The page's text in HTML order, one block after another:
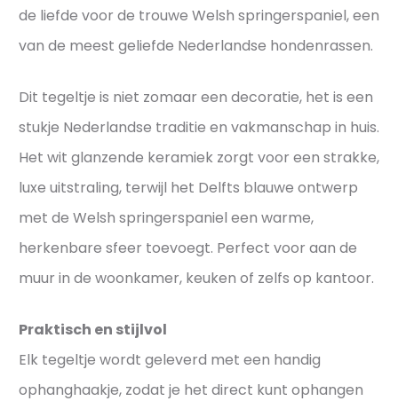
u
t
e
i
e
k
H
l
n
d
t
v
o
o
o
u
e
g
de liefde voor de trouwe Welsh springerspaniel, een
van de meest geliefde Nederlandse hondenrassen.
Dit tegeltje is niet zomaar een decoratie, het is een
stukje Nederlandse traditie en vakmanschap in huis.
Het wit glanzende keramiek zorgt voor een strakke,
luxe uitstraling, terwijl het Delfts blauwe ontwerp
met de Welsh springerspaniel een warme,
herkenbare sfeer toevoegt. Perfect voor aan de
muur in de woonkamer, keuken of zelfs op kantoor.
Praktisch en stijlvol
Elk tegeltje wordt geleverd met een handig
ophanghaakje, zodat je het direct kunt ophangen